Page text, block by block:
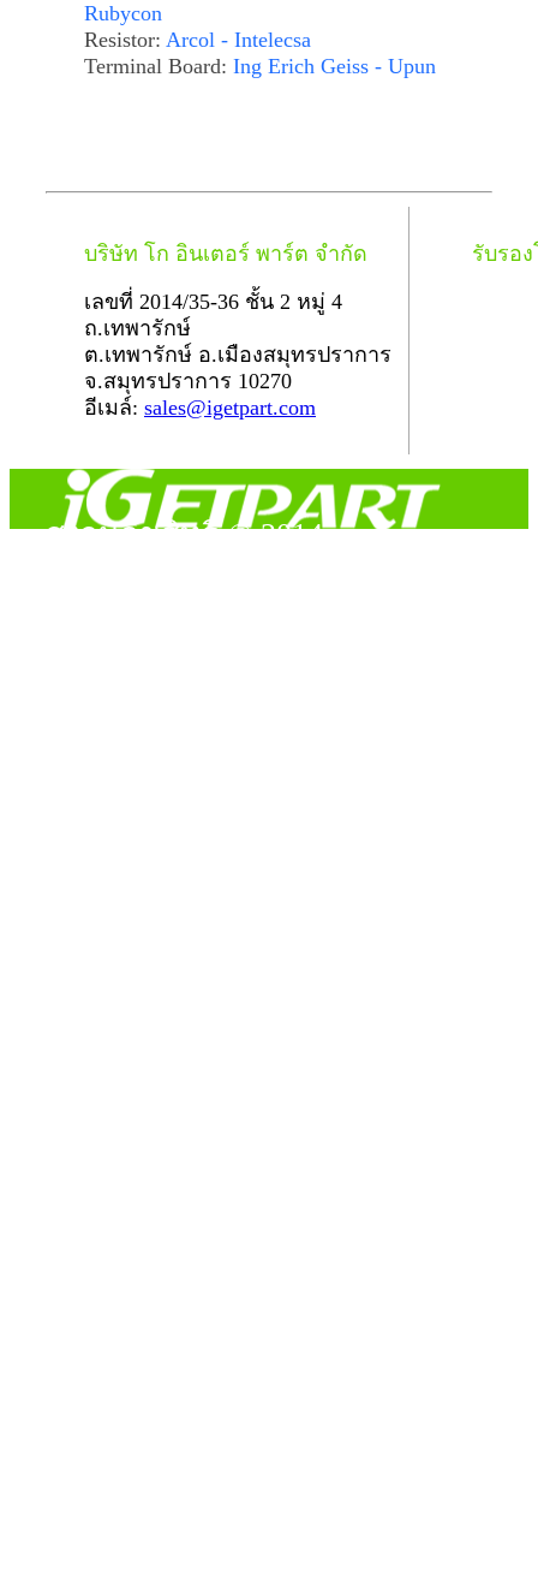
Rubycon
Resistor: Arcol - Intelecsa
Terminal Board: Ing Erich Geiss - Upun
บริษัท โก อินเตอร์ พาร์ต จำกัด
เลขที่ 2014/35-36 ชั้น 2 หมู่ 4
ถ.เทพารักษ์
ต.เทพารักษ์ อ.เมืองสมุทรปราการ
จ.สมุทรปราการ 10270
อีเมล์: sales@igetpart.com
รับรอ
สงวนลิขสิทธิ์ © 2014